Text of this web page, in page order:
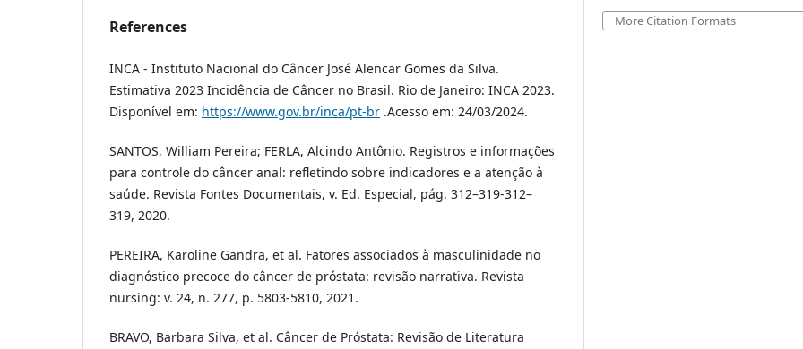
References
INCA - Instituto Nacional do Câncer José Alencar Gomes da Silva.
Estimativa 2023 Incidência de Câncer no Brasil. Rio de Janeiro: INCA 2023.
Disponível em: https://www.gov.br/inca/pt-br .Acesso em: 24/03/2024.
SANTOS, William Pereira; FERLA, Alcindo Antônio. Registros e informações
para controle do câncer anal: refletindo sobre indicadores e a atenção à
saúde. Revista Fontes Documentais, v. Ed. Especial, pág. 312–319-312–
319, 2020.
PEREIRA, Karoline Gandra, et al. Fatores associados à masculinidade no
diagnóstico precoce do câncer de próstata: revisão narrativa. Revista
nursing: v. 24, n. 277, p. 5803-5810, 2021.
BRAVO, Barbara Silva, et al. Câncer de Próstata: Revisão de Literatura
More Citation Formats